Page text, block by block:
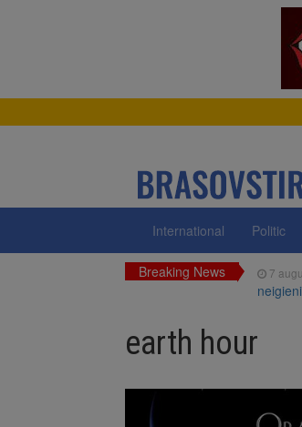
International Politic
Breaking News 7
fost
7
earth hour